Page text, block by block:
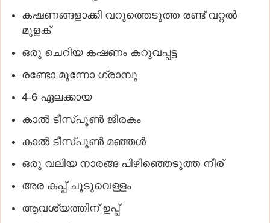
കഷണങ്ങളാക്കി വറുത്തെടുത്ത രണ്ട് വറ്റല്‍
മുളക്
ഒരു ചെറിയ കഷണം കറുവപ്പട്ട
രണ്ടോ മൂന്നോ ഗ്രാമ്പു
4-6 ഏലക്കായ
കാല്‍ ടീസ്പൂണ്‍ ജീരകം
കാല്‍ ടീസ്പൂണ്‍ മഞ്ഞള്‍
ഒരു വലിയ നാരങ്ങ പിഴിഞ്ഞെടുത്ത നീര്
അര കപ്പ് ചൂടുവെള്ളം
ആവശ്യത്തിന് ഉപ്പ്